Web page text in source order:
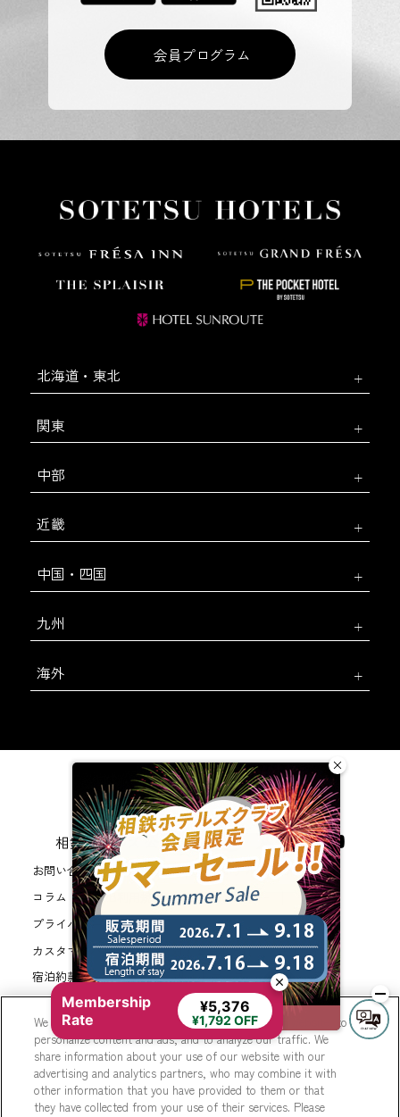
会員プログラム
北海道・東北
関東
中部
近畿
中国・四国
九州
海外
相鉄ホテルズ 公式SNS
お問い合わせ 会社概要
新規ホテル開発のご提案
コラム
WEB利用規約
サイトポリシー
プライバシーポリシー
カスタマーハラスメントに対する基本方針
法人契約
宿泊約款
会員規約
サイトマップ
相鉄ホテルズ パートナーホテル加盟募集のご案内
採用情報
Cookie Settings
We use cookies to improve your experience on our website, to
personalize content and ads, and to analyze our traffic. We
share information about your use of our website with our
advertising and analytics partners, who may combine it with
other information that you have provided to them or that
they have collected from your use of their services. Please
Membership
Rate
¥5,376
¥1,792 OFF